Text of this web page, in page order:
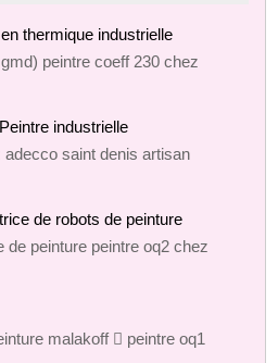
thermique industrielle
peintre coeff 230 chez
industrielle
saint denis artisan
de robots de peinture
de peinture peintre oq2 chez
malakoff  peintre oq1